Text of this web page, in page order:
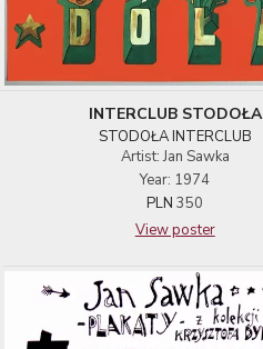
INTERCLUB STODOŁA
STODOŁA INTERCLUB
Artist: Jan Sawka
Year: 1974
PLN 350
View poster